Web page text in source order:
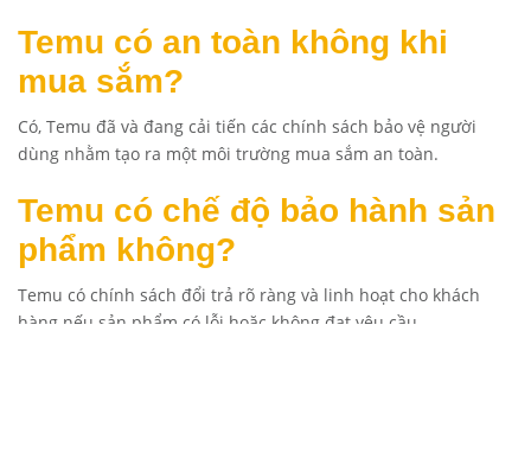
Temu có an toàn không khi
mua sắm?
Có, Temu đã và đang cải tiến các chính sách bảo vệ người
dùng nhằm tạo ra một môi trường mua sắm an toàn.
Temu có chế độ bảo hành sản
phẩm không?
Temu có chính sách đổi trả rõ ràng và linh hoạt cho khách
hàng nếu sản phẩm có lỗi hoặc không đạt yêu cầu.